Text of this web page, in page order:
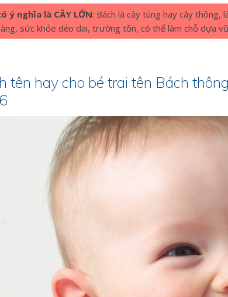
ý nghĩa là CÂY LỚN: Bách là cây tùng hay cây thông,
sức khỏe dẻo dai, trường tồn, có thể làm chỗ dựa
tên hay cho bé trai tên Bách